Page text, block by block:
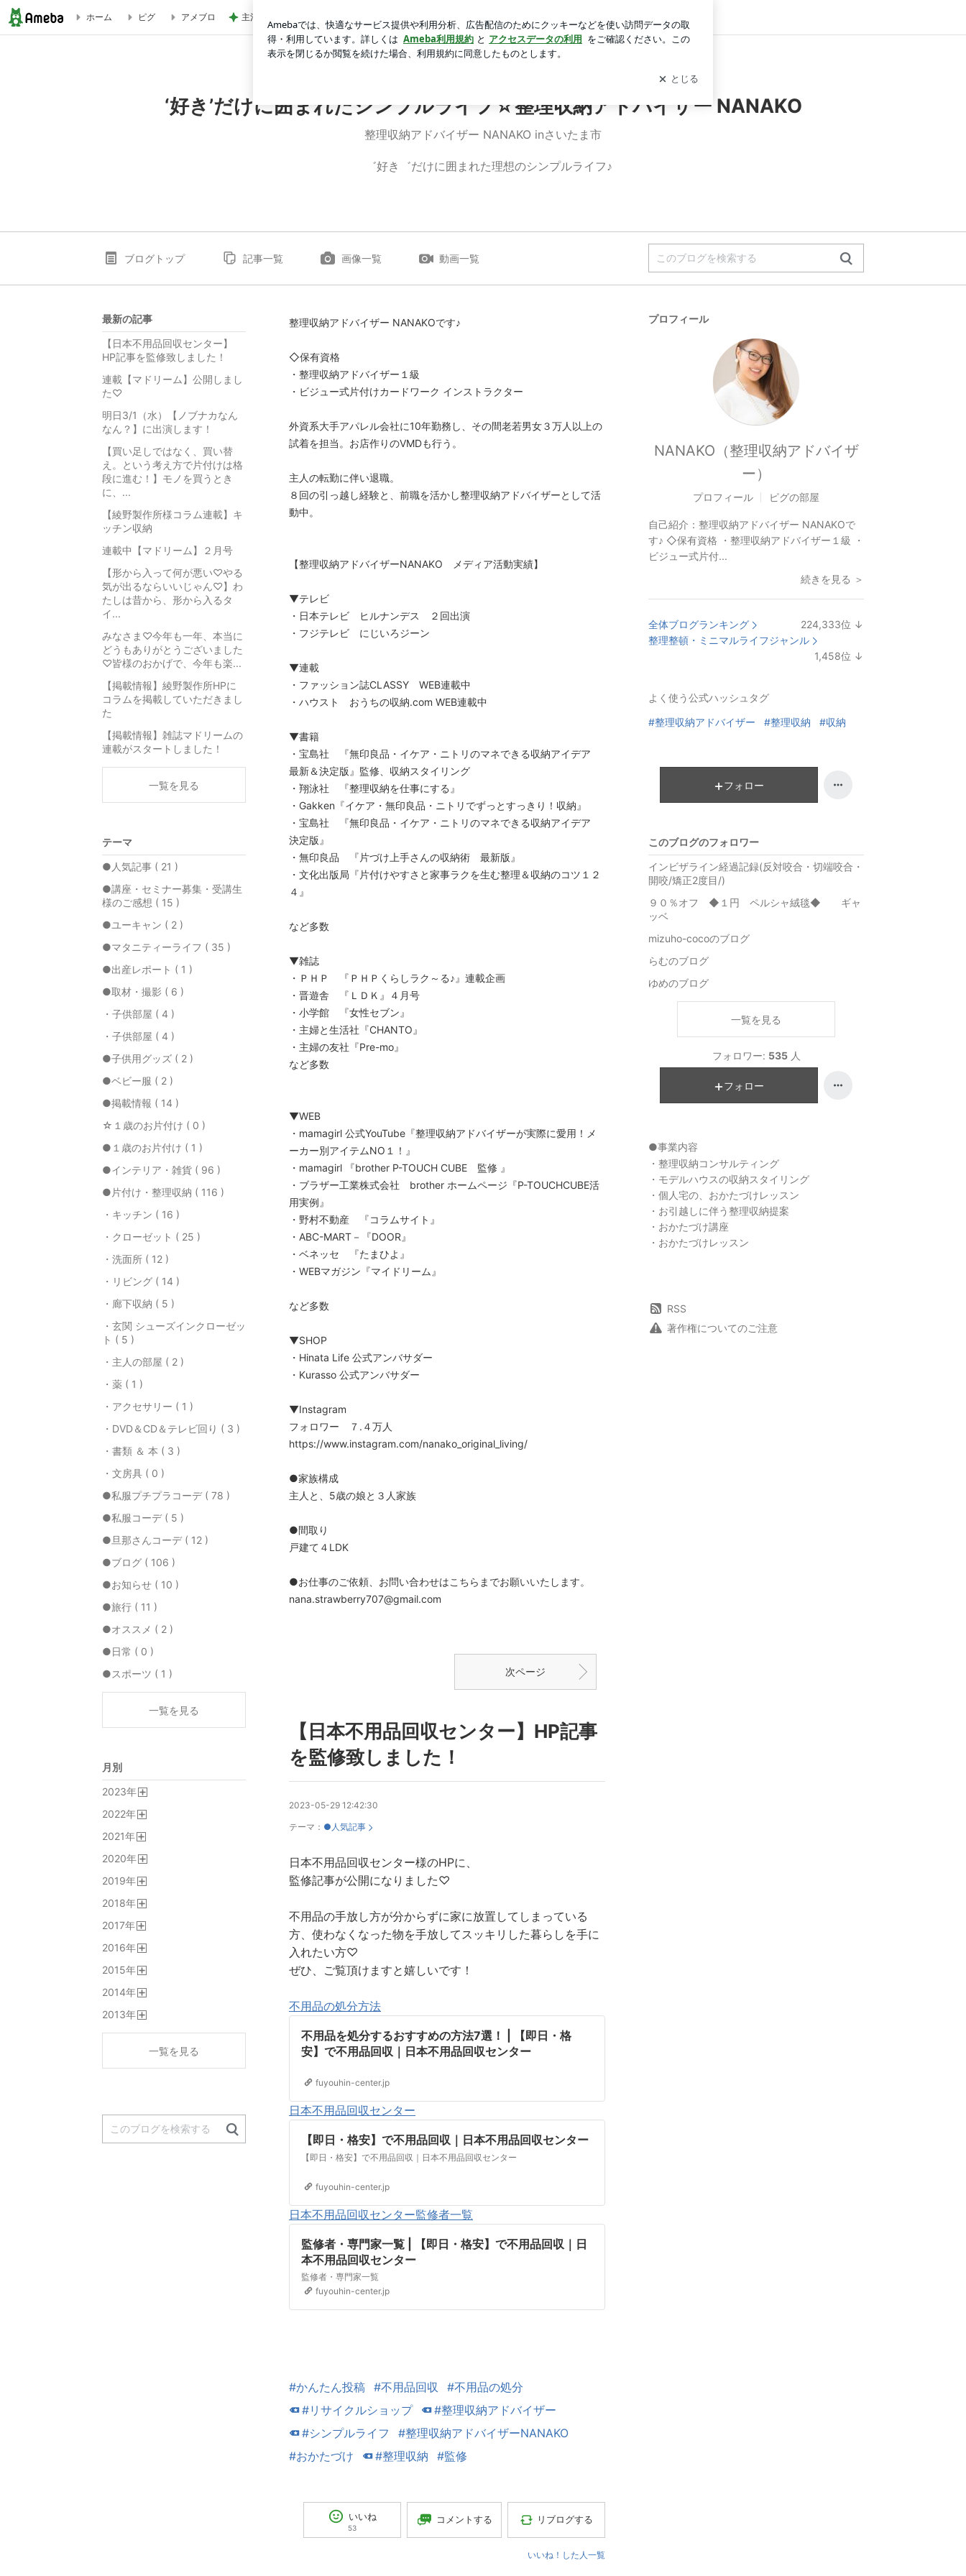
‘好き’だけに囲まれたシンプルライフ☆整理収納アドバイザー NANAKO
ホーム ピグ アメブロ 主治医から聞いていなかった胸水 ログイン
‘好き’だけに囲まれたシンプルライフ☆整理収納アドバイザー NANAKO
整理収納アドバイザー NANAKO inさいたま市
゛好き゛だけに囲まれた理想のシンプルライフ♪
ブログトップ 記事一覧 画像一覧 動画一覧
整理収納アドバイザー NANAKOです♪
◇保有資格
・整理収納アドバイザー１級
・ビジュー式片付けカードワーク インストラクター
外資系大手アパレル会社に10年勤務し、その間老若男女３万人以上の
試着を担当。お店作りのVMDも行う。
主人の転勤に伴い退職。
８回の引っ越し経験と、前職を活かし整理収納アドバイザーとして活
動中。
【整理収納アドバイザーNANAKO メディア活動実績】
▼テレビ
・日本テレビ ヒルナンデス ２回出演
・フジテレビ にじいろジーン
▼連載
・ファッション誌CLASSY WEB連載中
・ハウスト おうちの収納.com WEB連載中
▼書籍
・宝島社 『無印良品・イケア・ニトリのマネできる収納アイデア
最新＆決定版』監修、収納スタイリング
・翔泳社 『整理収納を仕事にする』
・Gakken『イケア・無印良品・ニトリでずっとすっきり！収納』
・宝島社 『無印良品・イケア・ニトリのマネできる収納アイデア
決定版』
・無印良品 『片づけ上手さんの収納術 最新版』
・文化出版局『片付けやすさと家事ラクを生む整理＆収納のコツ１２
４』
など多数
▼雑誌
・ＰＨＰ 『ＰＨＰくらしラク～る♪』連載企画
・晋遊舎 『ＬＤＫ』４月号
・小学館 『女性セブン』
・主婦と生活社『CHANTO』
・主婦の友社『Pre-mo』
など多数
▼WEB
・mamagirl 公式YouTube『整理収納アドバイザーが実際に愛用！メ
ーカー別アイテムNO１！』
・mamagirl 『brother P-TOUCH CUBE 監修 』
・ブラザー工業株式会社 brother ホームページ『P-TOUCHCUBE活
用実例』
・野村不動産 『コラムサイト』
・ABC-MART－『DOOR』
・ベネッセ 『たまひよ』
・WEBマガジン『マイドリーム』
など多数
▼SHOP
・Hinata Life 公式アンバサダー
・Kurasso 公式アンバサダー
▼Instagram
フォロワー ７.４万人
https://www.instagram.com/nanako_original_living/
●家族構成
主人と、5歳の娘と３人家族
●間取り
戸建て４LDK
●お仕事のご依頼、お問い合わせはこちらまでお願いいたします。
nana.strawberry707@gmail.com
次ページ
【日本不用品回収センター】HP記事
を監修致しました！
2023-05-29 12:42:30
テーマ： ●人気記事
日本不用品回収センター様のHPに、
監修記事が公開になりました♡
不用品の手放し方が分からずに家に放置してしまっている
方、使わなくなった物を手放してスッキリした暮らしを手に
入れたい方♡
ぜひ、ご覧頂けますと嬉しいです！
不用品の処分方法
不用品を処分するおすすめの方法7選！ | 【即日・格
安】で不用品回収｜日本不用品回収センター
fuyouhin-center.jp
日本不用品回収センター
【即日・格安】で不用品回収｜日本不用品回収センター
【即日・格安】で不用品回収｜日本不用品回収センター
fuyouhin-center.jp
日本不用品回収センター監修者一覧
監修者・専門家一覧 | 【即日・格安】で不用品回収｜日
本不用品回収センター
監修者・専門家一覧
fuyouhin-center.jp
#かんたん投稿 #不用品回収
#不用品の処分
#リサイクルショップ
#整理収納アドバイザー
#シンプルライフ
#整理収納アドバイザーNANAKO
#おかたづけ
#整理収納 #監修
いいね
53
コメントする リブログする
いいね！した人一覧
プロフィール
NANAKO（整理収納アドバイザ
ー）
プロフィール ピグの部屋
自己紹介： 整理収納アドバイザー NANAKOで
す♪ ◇保有資格 ・整理収納アドバイザー１級 ・
ビジュー式片付...
続きを見る ＞
全体ブログランキング 224,333位 ↓
整理整頓・ミニマルライフジャンル
1,458位 ↓
よく使う公式ハッシュタグ
#整理収納アドバイザー #整理収納 #収納
フォロー
このブログのフォロワー
インビザライン経過記録(反対咬合・切端咬合・
開咬/矯正2度目/)
９０％オフ ◆１円 ペルシャ絨毯◆ ギャ
ッベ
mizuho-cocoのブログ
らむのブログ
ゆめのブログ
一覧を見る
フォロワー: 535 人
フォロー
●事業内容
・整理収納コンサルティング
・モデルハウスの収納スタイリング
・個人宅の、おかたづけレッスン
・お引越しに伴う整理収納提案
・おかたづけ講座
・おかたづけレッスン
RSS
著作権についてのご注意
最新の記事
【日本不用品回収センター】
HP記事を監修致しました！
連載【マドリーム】公開しまし
た♡
明日3/1（水）【ノブナカなん
なん？】に出演します！
【買い足しではなく、買い替
え。という考え方で片付けは格
段に進む！】モノを買うとき
に、...
【綾野製作所様コラム連載】キ
ッチン収納
連載中【マドリーム】２月号
【形から入って何が悪い♡やる
気が出るならいいじゃん♡】わ
たしは昔から、形から入るタ
イ...
みなさま♡今年も一年、本当に
どうもありがとうございました
♡皆様のおかげで、今年も楽...
【掲載情報】綾野製作所HPに
コラムを掲載していただきまし
た
【掲載情報】雑誌マドリームの
連載がスタートしました！
一覧を見る
テーマ
●人気記事 ( 21 )
●講座・セミナー募集・受講生
様のご感想 ( 15 )
●ユーキャン ( 2 )
●マタニティーライフ ( 35 )
●出産レポート ( 1 )
●取材・撮影 ( 6 )
・子供部屋 ( 4 )
・子供部屋 ( 4 )
●子供用グッズ ( 2 )
●ベビー服 ( 2 )
●掲載情報 ( 14 )
☆１歳のお片付け ( 0 )
●１歳のお片付け ( 1 )
●インテリア・雑貨 ( 96 )
●片付け・整理収納 ( 116 )
・キッチン ( 16 )
・クローゼット ( 25 )
・洗面所 ( 12 )
・リビング ( 14 )
・廊下収納 ( 5 )
・玄関 シューズインクローゼッ
ト ( 5 )
・主人の部屋 ( 2 )
・薬 ( 1 )
・アクセサリー ( 1 )
・DVD＆CD＆テレビ回り ( 3 )
・書類 ＆ 本 ( 3 )
・文房具 ( 0 )
●私服プチプラコーデ ( 78 )
●私服コーデ ( 5 )
●旦那さんコーデ ( 12 )
●ブログ ( 106 )
●お知らせ ( 10 )
●旅行 ( 11 )
●オススメ ( 2 )
●日常 ( 0 )
●スポーツ ( 1 )
一覧を見る
月別
2023年
2022年
2021年
2020年
2019年
2018年
2017年
2016年
2015年
2014年
2013年
一覧を見る